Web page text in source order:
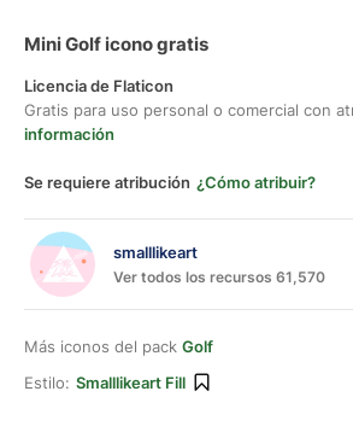
Mini Golf icono gratis
Licencia de Flaticon
Gratis para uso personal o comercial con
información
Se requiere atribución ¿Cómo atribuir?
smalllikeart
Ver todos los recursos 61,570
Más iconos del pack Golf
Estilo: Smalllikeart Fill